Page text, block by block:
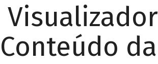
Conteúdo